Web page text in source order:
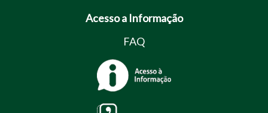
Acesso a Informação
FAQ